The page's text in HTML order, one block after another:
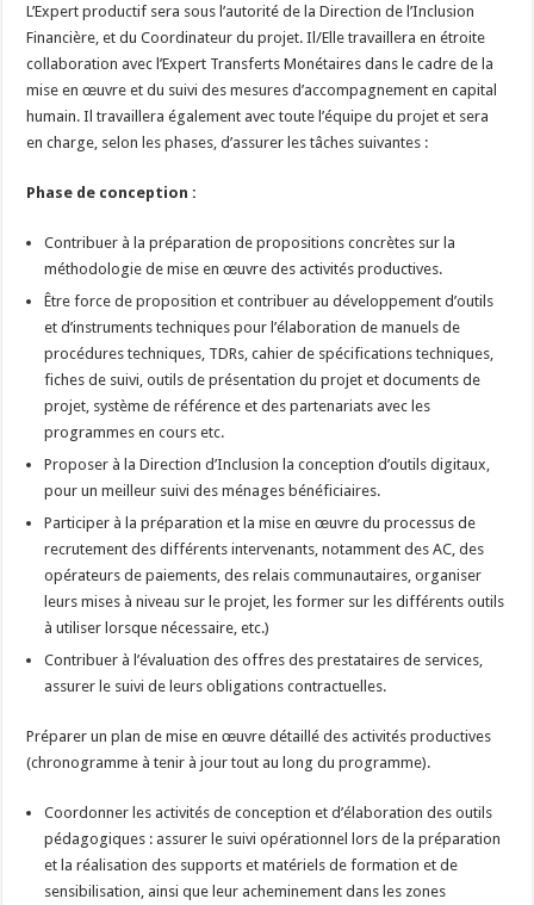
L’Expert productif sera sous l’autorité de la Direction de l’Inclusion
Financière, et du Coordinateur du projet. Il/Elle travaillera en étroite
collaboration avec l’Expert Transferts Monétaires dans le cadre de la
mise en œuvre et du suivi des mesures d’accompagnement en capital
humain. Il travaillera également avec toute l’équipe du projet et sera
en charge, selon les phases, d’assurer les tâches suivantes :
Phase de conception :
Contribuer à la préparation de propositions concrètes sur la
méthodologie de mise en œuvre des activités productives.
Être force de proposition et contribuer au développement d’outils
et d’instruments techniques pour l’élaboration de manuels de
procédures techniques, TDRs, cahier de spécifications techniques,
fiches de suivi, outils de présentation du projet et documents de
projet, système de référence et des partenariats avec les
programmes en cours etc.
Proposer à la Direction d’Inclusion la conception d’outils digitaux,
pour un meilleur suivi des ménages bénéficiaires.
Participer à la préparation et la mise en œuvre du processus de
recrutement des différents intervenants, notamment des AC, des
opérateurs de paiements, des relais communautaires, organiser
leurs mises à niveau sur le projet, les former sur les différents outils
à utiliser lorsque nécessaire, etc.)
Contribuer à l’évaluation des offres des prestataires de services,
assurer le suivi de leurs obligations contractuelles.
Préparer un plan de mise en œuvre détaillé des activités productives
(chronogramme à tenir à jour tout au long du programme).
Coordonner les activités de conception et d’élaboration des outils
pédagogiques : assurer le suivi opérationnel lors de la préparation
et la réalisation des supports et matériels de formation et de
sensibilisation, ainsi que leur acheminement dans les zones